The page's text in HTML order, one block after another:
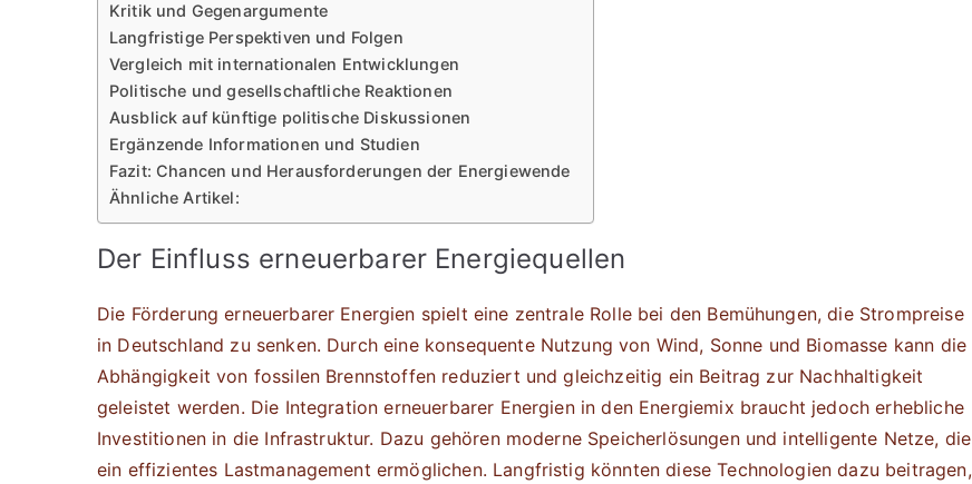
Kritik und Gegenargumente
Langfristige Perspektiven und Folgen
Vergleich mit internationalen Entwicklungen
Politische und gesellschaftliche Reaktionen
Ausblick auf künftige politische Diskussionen
Ergänzende Informationen und Studien
Fazit: Chancen und Herausforderungen der Energiewende
Ähnliche Artikel:
Der Einfluss erneuerbarer Energiequellen
Die Förderung erneuerbarer Energien spielt eine zentrale Rolle bei den Bemühungen, die Strompreise
in Deutschland zu senken. Durch eine konsequente Nutzung von Wind, Sonne und Biomasse kann die
Abhängigkeit von fossilen Brennstoffen reduziert und gleichzeitig ein Beitrag zur Nachhaltigkeit
geleistet werden. Die Integration erneuerbarer Energien in den Energiemix braucht jedoch erhebliche
Investitionen in die Infrastruktur. Dazu gehören moderne Speicherlösungen und intelligente Netze, die
ein effizientes Lastmanagement ermöglichen. Langfristig könnten diese Technologien dazu beitragen,